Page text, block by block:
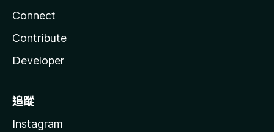
Connect
Contribute
Developer
追蹤
Instagram